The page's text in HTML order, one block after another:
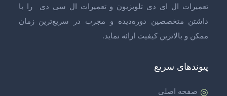
تعمیرات ال ای دی تلویزیون وتعمیرات ال سی دی را با
داشتن متخصصین دوره‌دیده و مجرب در سریع‌ترین زمان
ممکن و بالاترین کیفیت ارائه نماید.
پیوندهای سریع
صفحه اصلی